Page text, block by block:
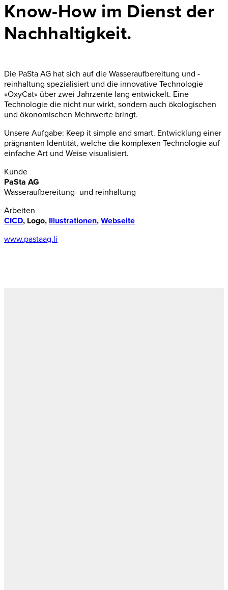
Know-How im Dienst der
Nachhaltigkeit.
Die PaSta AG hat sich auf die Wasseraufbereitung und -
reinhaltung spezialisiert und die innovative Technologie
«OxyCat» über zwei Jahrzente lang entwickelt. Eine
Technologie die nicht nur wirkt, sondern auch ökologischen
und ökonomischen Mehrwerte bringt.
Unsere Aufgabe: Keep it simple and smart. Entwicklung einer
prägnanten Identität, welche die komplexen Technologie auf
einfache Art und Weise visualisiert.
Kunde
PaSta AG
Wasseraufbereitung- und reinhaltung
Arbeiten
CICD, Logo, Illustrationen, Webseite
www.pastaag.li